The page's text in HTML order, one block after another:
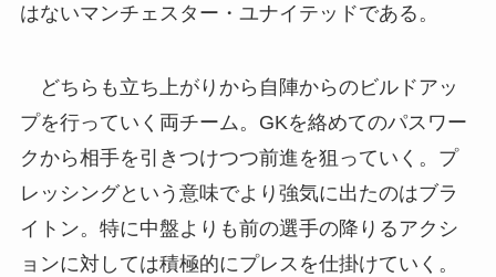
はないマンチェスター・ユナイテッドである。
どちらも立ち上がりから自陣からのビルドアッ
プを行っていく両チーム。GKを絡めてのパスワー
クから相手を引きつけつつ前進を狙っていく。プ
レッシングという意味でより強気に出たのはブラ
イトン。特に中盤よりも前の選手の降りるアクシ
ョンに対しては積極的にプレスを仕掛けていく。